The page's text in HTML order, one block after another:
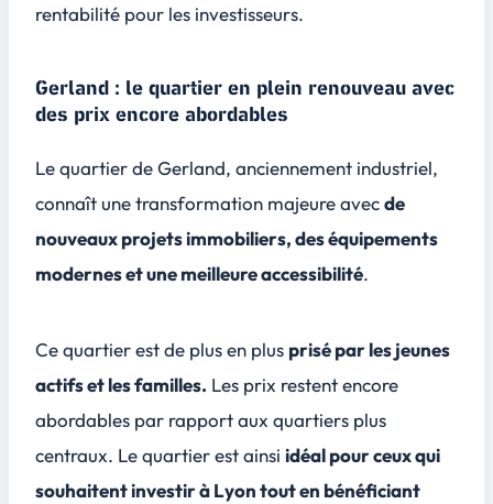
rentabilité pour les investisseurs.
Gerland : le quartier en plein renouveau avec
des prix encore abordables
Le quartier de Gerland, anciennement industriel,
connaît une transformation majeure avecde
nouveaux projets immobiliers, des équipements
modernes et une meilleure accessibilité.
Ce quartier est de plus en plus prisé par les jeunes
actifs et les familles. Les prix restent encore
abordables par rapport aux quartiers plus
centraux. Le quartier est ainsi idéal pour ceux qui
souhaitent investir à Lyon tout en bénéficiant